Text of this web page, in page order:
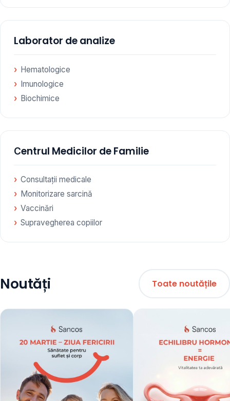
Laborator de analize
Hematologice
Imunologice
Biochimice
Сentrul Medicilor de Familie
Consultații medicale
Monitorizare sarcină
Vaccinări
Supravegherea copiilor
Noutăți Toate noutățile